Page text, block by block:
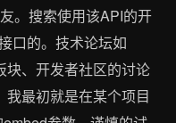
。搜索使用该API的开
口的。技术论坛如
块、开发者社区的讨论
我最初就是在某个项目